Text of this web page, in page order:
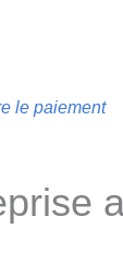
le paiement